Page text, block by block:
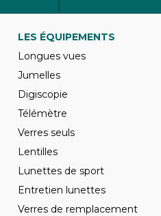
LES ÉQUIPEMENTS
Longues vues
Jumelles
Digiscopie
Télémètre
Verres seuls
Lentilles
Lunettes de sport
Entretien lunettes
Verres de remplacement